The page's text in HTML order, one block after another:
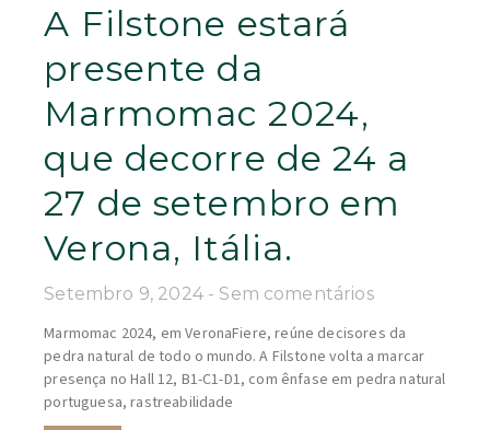
A Filstone estará
presente da
Marmomac 2024,
que decorre de 24 a
27 de setembro em
Verona, Itália.
Setembro 9, 2024 Sem comentários
Marmomac 2024, em VeronaFiere, reúne decisores da
pedra natural de todo o mundo. A Filstone volta a marcar
presença no Hall 12, B1-C1-D1, com ênfase em pedra natural
portuguesa, rastreabilidade